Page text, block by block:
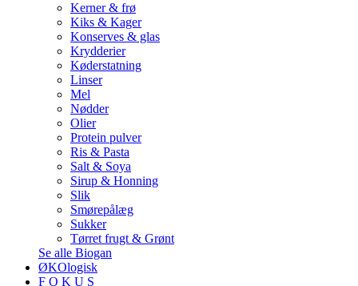
Kerner & frø
Kiks & Kager
Konserves & glas
Krydderier
Køderstatning
Linser
Mel
Nødder
Olier
Protein pulver
Ris & Pasta
Salt & Soya
Sirup & Honning
Slik
Smørepålæg
Sukker
Tørret frugt & Grønt
Se alle Biogan
ØKOlogisk
F O K U S